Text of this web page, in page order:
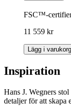
FSC™-
11 559 kr
Lägg i
Inspiration
Hans J. Wegners
detaljer för att skapa